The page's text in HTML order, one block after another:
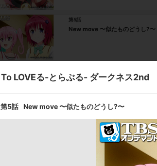
第5話
New move 〜似たものどうし?〜
Resistance 〜わかっているけど〜
第9話
Kiss 〜キスの先にあるもの〜
To LOVEる-とらぶる- ダークネス2nd
第5話 New move 〜似たものどうし?〜